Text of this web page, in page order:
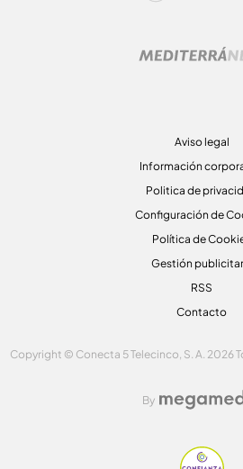
Aviso legal
Información
Politica de
Configuración de
Política de
Gestión
RSS
Contacto
Copyright © Conecta 5 Telecinco, S. A. 2026
By